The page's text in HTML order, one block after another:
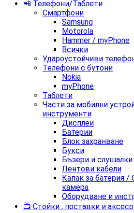
📲 Телефони/Таблети
Смартфони
Samsung
Motorola
Hammer / myPhone
Всички
Удароустойчиви
Телефони с бутони
Nokia
myPhone
Таблети
Части за мобилни
инструменти
Дисплеи
Батерии
Блок захранване
Букси
Бъзери и слушалки
Лентови кабели
Капак за батерия /
камера
Оборудване и
📺 Стойки , поставки и